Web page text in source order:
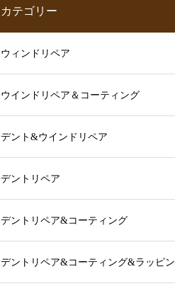
カテゴリー
ウィンドリペア
ウインドリペア＆コーティング
デント&ウインドリペア
デントリペア
デントリペア&コーティング
デントリペア&コーティング&ラッピン